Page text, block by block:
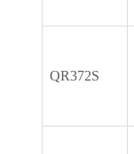
QR372S